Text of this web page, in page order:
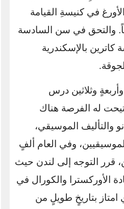
في كنيسةِ القيامة
والتحق في سن السادسة
بالإسكندرية
.
وثلاثين درس
له الفرصة هناك
والتأليف الموسيقي،
وفي العام ألفٍ
قرر التوجه إلى لندن حيث
الأوركسترا والكورال في
امتاز بتاريخٍ طويلٍ من